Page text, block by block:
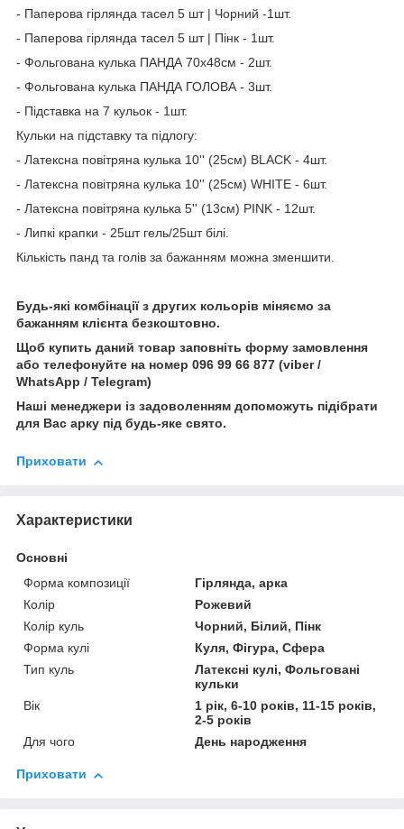
- Паперова гірлянда тасел 5 шт | Чорний -1шт.
- Паперова гірлянда тасел 5 шт | Пінк - 1шт.
- Фольгована кулька ПАНДА 70x48см - 2шт.
- Фольгована кулька ПАНДА ГОЛОВА - 3шт.
- Підставка на 7 кульок - 1шт.
Кульки на підставку та підлогу:
- Латексна повітряна кулька 10'' (25см) BLACK - 4шт.
- Латексна повітряна кулька 10'' (25см) WHITE - 6шт.
- Латексна повітряна кулька 5'' (13см) PINK - 12шт.
- Липкі крапки - 25шт гель/25шт білі.
Кількість панд та голів за бажанням можна зменшити.
Будь-які комбінації з других кольорів міняємо за
бажанням клієнта безкоштовно.
Щоб купить даний товар заповніть форму замовлення
або телефонуйте на номер 096 99 66 877 (viber /
WhatsApp / Telegram)
Наші менеджери із задоволенням допоможуть підібрати
для Вас арку під будь-яке свято.
Приховати
Характеристики
Основні
Форма композиції
Гірлянда, арка
Колір
Рожевий
Колір куль
Чорний, Білий, Пінк
Форма кулі
Куля, Фігура, Сфера
Тип куль
Латексні кулі, Фольговані
кульки
Вік
1 рік, 6-10 років, 11-15 років,
2-5 років
Для чого
День народження
Приховати